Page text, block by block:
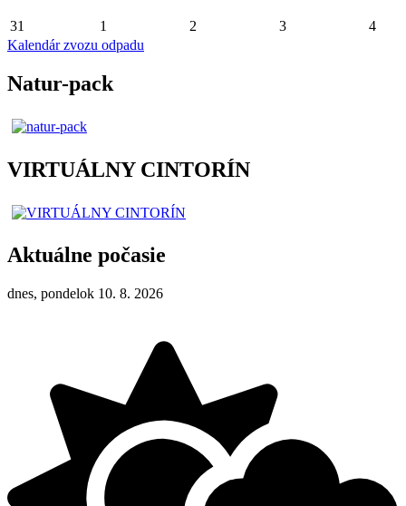
31 1 2 3
4
Kalendár zvozu odpadu
Natur-pack
VIRTUÁLNY CINTORÍN
Aktuálne počasie
dnes, pondelok 10. 8. 2026